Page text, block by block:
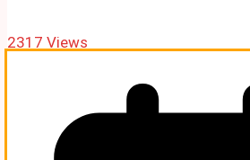
2317 Views